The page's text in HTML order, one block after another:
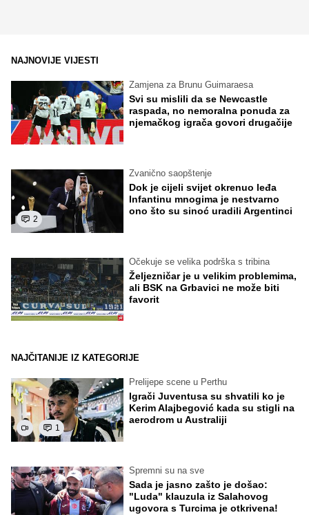
NAJNOVIJE VIJESTI
Zamjena za Brunu Guimaraesa
Svi su mislili da se Newcastle
raspada, no nemoralna ponuda za
njemačkog igrača govori drugačije
2
Zvanično saopštenje
Dok je cijeli svijet okrenuo leđa
Infantinu mnogima je nestvarno
ono što su sinoć uradili Argentinci
Očekuje se velika podrška s tribina
Željezničar je u velikim problemima,
ali BSK na Grbavici ne može biti
favorit
NAJČITANIJE IZ KATEGORIJE
1
Prelijepe scene u Perthu
Igrači Juventusa su shvatili ko je
Kerim Alajbegović kada su stigli na
aerodrom u Australiji
Spremni su na sve
Sada je jasno zašto je došao:
"Luda" klauzula iz Salahovog
ugovora s Turcima je otkrivena!